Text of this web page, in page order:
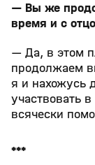
— Вы же
время и с
— Да, в этом
продолжаем
я и нахожусь
участвовать
всячески
***